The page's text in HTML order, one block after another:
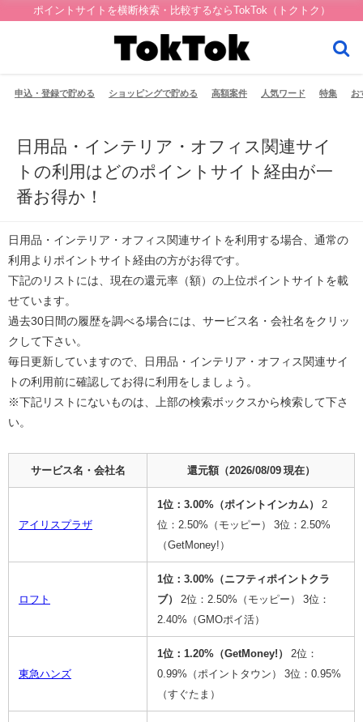
ポイントサイトを横断検索・比較するならTokTok（トクトク）
申込・登録で貯める ショッピングで貯める 高額案件 人気ワード 特集 お
日用品・インテリア・オフィス関連サイ
トの利用はどのポイントサイト経由が一
番お得か！
日用品・インテリア・オフィス関連サイト を利用する場合、通常の
利用より ポイントサイト経由の方がお得です。
下記のリストには、現在の還元率（額）の上位ポイントサイト を載
せています。
過去30日間の履歴を調べる場合には、サービス名・会社名をクリッ
クして下さい。
毎日更新 していますので、日用品・インテリア・オフィス関連サイ
トの利用前に確認してお得に利用をしましょう。
※下記リストにないものは、上部の検索ボックスから検索して下さ
い。
サービス名・会社名 還元額（2026/08/09 現在）
アイリスプラザ
1位：3.00%（ポイントインカム）
2
位：2.50%（モッピー）
3位：2.50%
（GetMoney!）
ロフト
1位：3.00%（ニフティポイントクラ
ブ）
2位：2.50%（モッピー）
3位：
2.40%（GMOポイ活）
東急ハンズ
1位：1.20%（GetMoney!）
2位：
0.99%（ポイントタウン）
3位：0.95%
（すぐたま）